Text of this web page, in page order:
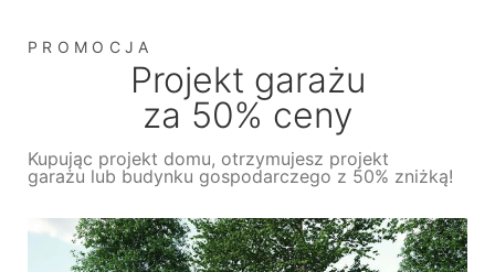
PROMOCJA
Projekt garażu
za 50% ceny
Kupując projekt domu, otrzymujesz projekt
garażu lub budynku gospodarczego z 50% zniżką!